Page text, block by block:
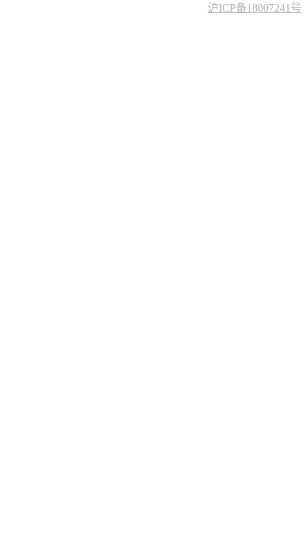
沪ICP备18007241号